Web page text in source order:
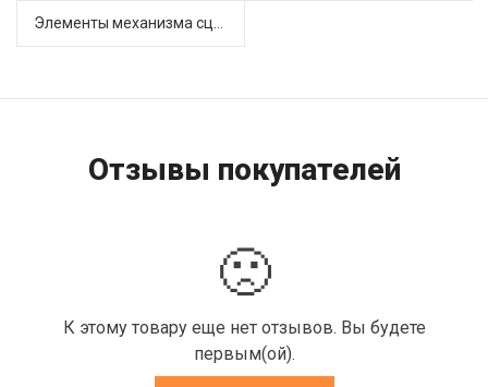
Элементы механизма сцепления (63)
Отзывы покупателей
🙁
К этому товару еще нет отзывов. Вы будете
первым(ой).